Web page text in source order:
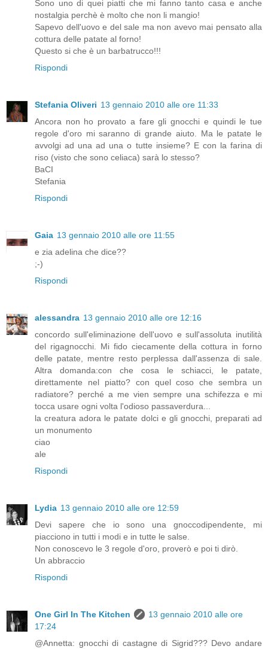
Sono uno di quei piatti che mi fanno tanto casa e anche
nostalgia perchè è molto che non li mangio!
Sapevo dell'uovo e del sale ma non avevo mai pensato alla
cottura delle patate al forno!
Questo si che è un barbatrucco!!!
Rispondi
Stefania Oliveri 13 gennaio 2010 alle ore 11:33
Ancora non ho provato a fare gli gnocchi e quindi le tue
regole d'oro mi saranno di grande aiuto. Ma le patate le
avvolgi ad una ad una o tutte insieme? E con la farina di
riso (visto che sono celiaca) sarà lo stesso?
BaCI
Stefania
Rispondi
Gaia 13 gennaio 2010 alle ore 11:55
e zia adelina che dice??
;-)
Rispondi
alessandra 13 gennaio 2010 alle ore 12:16
concordo sull'eliminazione dell'uovo e sull'assoluta inutilità
del rigagnocchi. Mi fido ciecamente della cottura in forno
delle patate, mentre resto perplessa dall'assenza di sale.
Altra domanda:con che cosa le schiacci, le patate,
direttamente nel piatto? con quel coso che sembra un
radiatore? perché a me vien sempre una schifezza e mi
tocca usare ogni volta l'odioso passaverdura...
la creatura adora le patate dolci e gli gnocchi, preparati ad
un monumento
ciao
ale
Rispondi
Lydia 13 gennaio 2010 alle ore 12:59
Devi sapere che io sono una gnoccodipendente, mi
piacciono in tutti i modi e in tutte le salse.
Non conoscevo le 3 regole d'oro, proverò e poi ti dirò.
Un abbraccio
Rispondi
One Girl In The Kitchen
13 gennaio 2010 alle ore
17:24
@Annetta: gnocchi di castagne di Sigrid??? Devo andare